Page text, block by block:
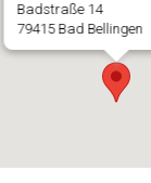
Badstraße 14
79415 Bad Bellingen